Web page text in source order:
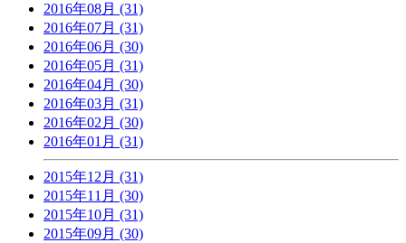
2016年08月 (31)
2016年07月 (31)
2016年06月 (30)
2016年05月 (31)
2016年04月 (30)
2016年03月 (31)
2016年02月 (30)
2016年01月 (31)
2015年12月 (31)
2015年11月 (30)
2015年10月 (31)
2015年09月 (30)